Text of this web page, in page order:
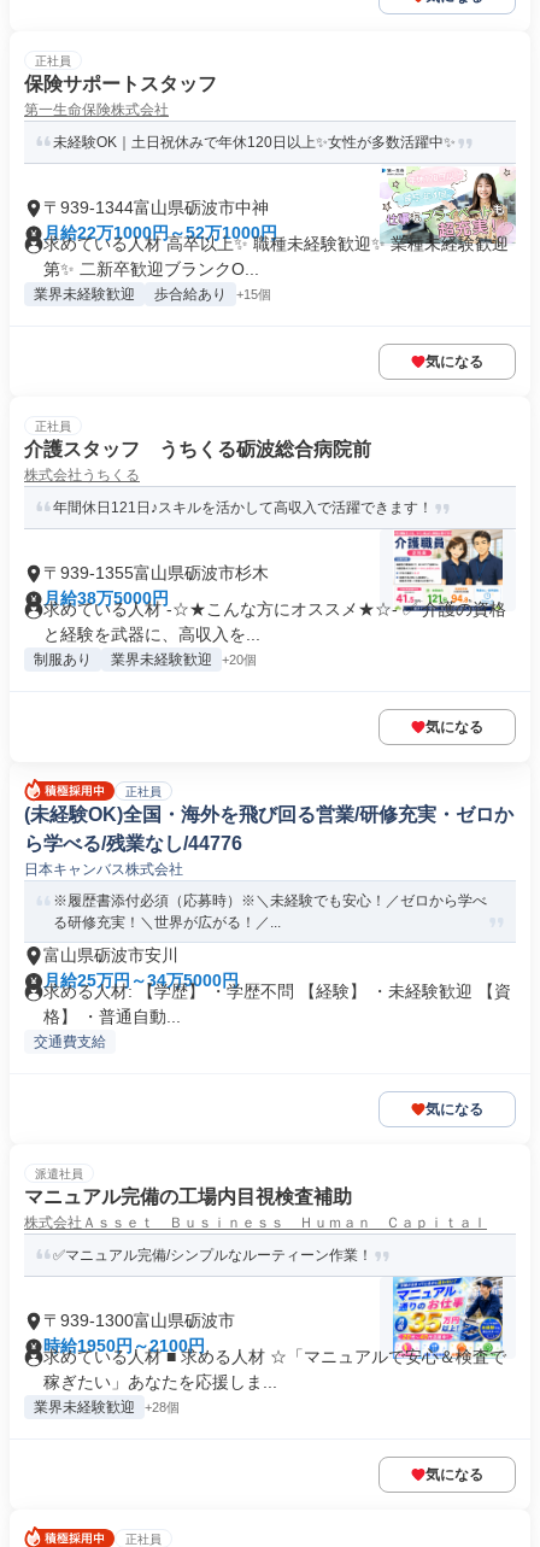
正社員
保険サポートスタッフ
第一生命保険株式会社
未経験OK｜土日祝休みで年休120日以上✨女性が多数活躍中✨
〒939-1344富山県砺波市中神
月給22万1000円～52万1000円
求めている人材 高卒以上✨ 職種未経験歓迎✨ 業種未経験歓迎
第✨ 二新卒歓迎ブランクO...
業界未経験歓迎 歩合給あり +15個
気になる
正社員
介護スタッフ うちくる砺波総合病院前
株式会社うちくる
年間休日121日♪スキルを活かして高収入で活躍できます！
〒939-1355富山県砺波市杉木
月給38万5000円
求めている人材 -☆★こんな方にオススメ★☆- ✅ 介護の資格
と経験を武器に、高収入を...
制服あり 業界未経験歓迎 +20個
気になる
正社員
(未経験OK)全国・海外を飛び回る営業/研修充実・ゼロか
ら学べる/残業なし/44776
日本キャンバス株式会社
※履歴書添付必須（応募時）※＼未経験でも安心！／ゼロから学べ
る研修充実！＼世界が広がる！／...
富山県砺波市安川
月給25万円～34万5000円
求める人材: 【学歴】 ・学歴不問 【経験】 ・未経験歓迎 【資
格】 ・普通自動...
交通費支給
気になる
派遣社員
マニュアル完備の工場内目視検査補助
株式会社Ａｓｓｅｔ Ｂｕｓｉｎｅｓｓ Ｈｕｍａｎ Ｃａｐｉｔａｌ
✅マニュアル完備/シンプルなルーティーン作業！
〒939-1300富山県砺波市
時給1950円～2100円
求めている人材 ■ 求める人材 ☆「マニュアルで安心＆検査で
稼ぎたい」あなたを応援しま...
業界未経験歓迎 +28個
気になる
正社員